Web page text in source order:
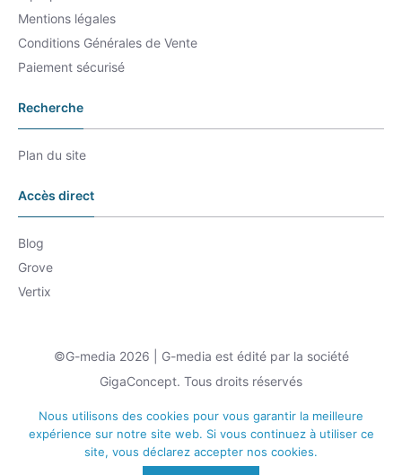
Mentions légales
Conditions Générales de Vente
Paiement sécurisé
Recherche
Plan du site
Accès direct
Blog
Grove
Vertix
©G-media 2026 | G-media est édité par la société
GigaConcept. Tous droits réservés
Nous utilisons des cookies pour vous garantir la meilleure
expérience sur notre site web. Si vous continuez à utiliser ce
site, vous déclarez accepter nos cookies.